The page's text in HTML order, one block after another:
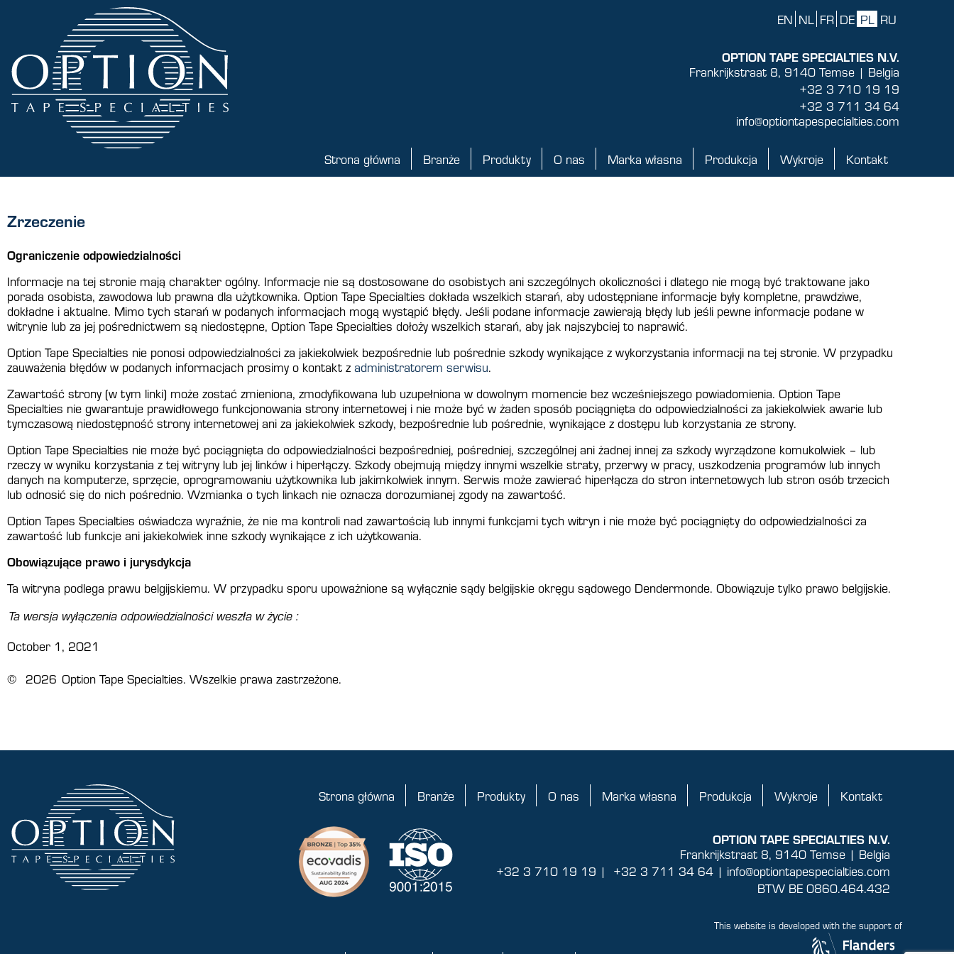
EN NL FR DE PL RU
OPTION TAPE SPECIALTIES N.V.
Frankrijkstraat 8, 9140 Temse | Belgia
+32 3 710 19 19
+32 3 711 34 64
info@optiontapespecialties.com
Strona główna Branże Produkty O nas Marka własna Produkcja Wykroje Kontakt
Zrzeczenie
Ograniczenie odpowiedzialności
Informacje na tej stronie mają charakter ogólny. Informacje nie są dostosowane do osobistych ani szczególnych okoliczności i dlatego nie mogą być traktowane jako
porada osobista, zawodowa lub prawna dla użytkownika. Option Tape Specialties dokłada wszelkich starań, aby udostępniane informacje były kompletne, prawdziwe,
dokładne i aktualne. Mimo tych starań w podanych informacjach mogą wystąpić błędy. Jeśli podane informacje zawierają błędy lub jeśli pewne informacje podane w
witrynie lub za jej pośrednictwem są niedostępne, Option Tape Specialties dołoży wszelkich starań, aby jak najszybciej to naprawić.
Option Tape Specialties nie ponosi odpowiedzialności za jakiekolwiek bezpośrednie lub pośrednie szkody wynikające z wykorzystania informacji na tej stronie. W przypadku
zauważenia błędów w podanych informacjach prosimy o kontakt z administratorem serwisu.
Zawartość strony (w tym linki) może zostać zmieniona, zmodyfikowana lub uzupełniona w dowolnym momencie bez wcześniejszego powiadomienia. Option Tape
Specialties nie gwarantuje prawidłowego funkcjonowania strony internetowej i nie może być w żaden sposób pociągnięta do odpowiedzialności za jakiekolwiek awarie lub
tymczasową niedostępność strony internetowej ani za jakiekolwiek szkody, bezpośrednie lub pośrednie, wynikające z dostępu lub korzystania ze strony.
Option Tape Specialties nie może być pociągnięta do odpowiedzialności bezpośredniej, pośredniej, szczególnej ani żadnej innej za szkody wyrządzone komukolwiek – lub
rzeczy w wyniku korzystania z tej witryny lub jej linków i hiperłączy. Szkody obejmują między innymi wszelkie straty, przerwy w pracy, uszkodzenia programów lub innych
danych na komputerze, sprzęcie, oprogramowaniu użytkownika lub jakimkolwiek innym. Serwis może zawierać hiperłącza do stron internetowych lub stron osób trzecich
lub odnosić się do nich pośrednio. Wzmianka o tych linkach nie oznacza dorozumianej zgody na zawartość.
Option Tapes Specialties oświadcza wyraźnie, że nie ma kontroli nad zawartością lub innymi funkcjami tych witryn i nie może być pociągnięty do odpowiedzialności za
zawartość lub funkcje ani jakiekolwiek inne szkody wynikające z ich użytkowania.
Obowiązujące prawo i jurysdykcja
Ta witryna podlega prawu belgijskiemu. W przypadku sporu upoważnione są wyłącznie sądy belgijskie okręgu sądowego Dendermonde. Obowiązuje tylko prawo belgijskie.
Ta wersja wyłączenia odpowiedzialności weszła w życie :
October 1, 2021
© 2026 Option Tape Specialties. Wszelkie prawa zastrzeżone.
Strona główna Branże Produkty O nas Marka własna Produkcja Wykroje Kontakt
OPTION TAPE SPECIALTIES N.V.
Frankrijkstraat 8, 9140 Temse | Belgia
+32 3 710 19 19 | +32 3 711 34 64 | info@optiontapespecialties.com
BTW BE 0860.464.432
This website is developed with the support of